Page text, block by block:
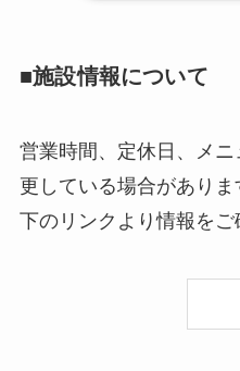
■施設情報について
営業時間、定休日、メ
更している場合があり
下のリンクより情報をご